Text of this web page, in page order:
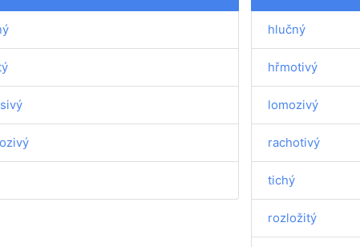
hlučný
hřmotivý
lomozivý
rachotivý
tichý
rozložitý